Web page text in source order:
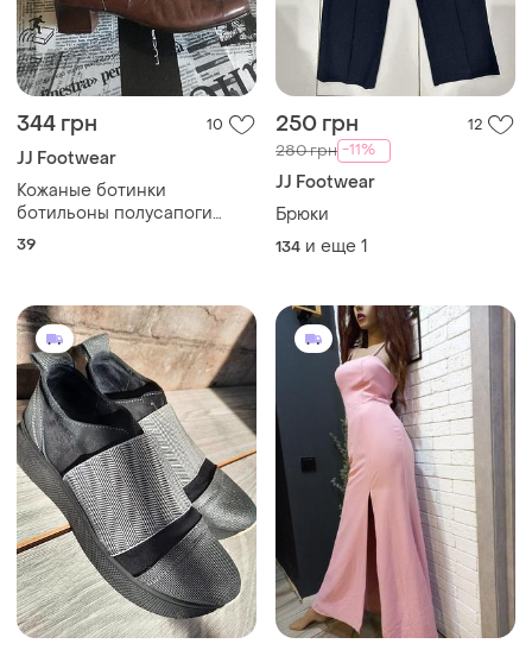
344 грн 10
JJ Footwear
Кожаные ботинки
ботильоны полусапоги
absolute comfort footwear
39
250 грн 12
280 грн -11%
JJ Footwear
Брюки
134 и еще 1